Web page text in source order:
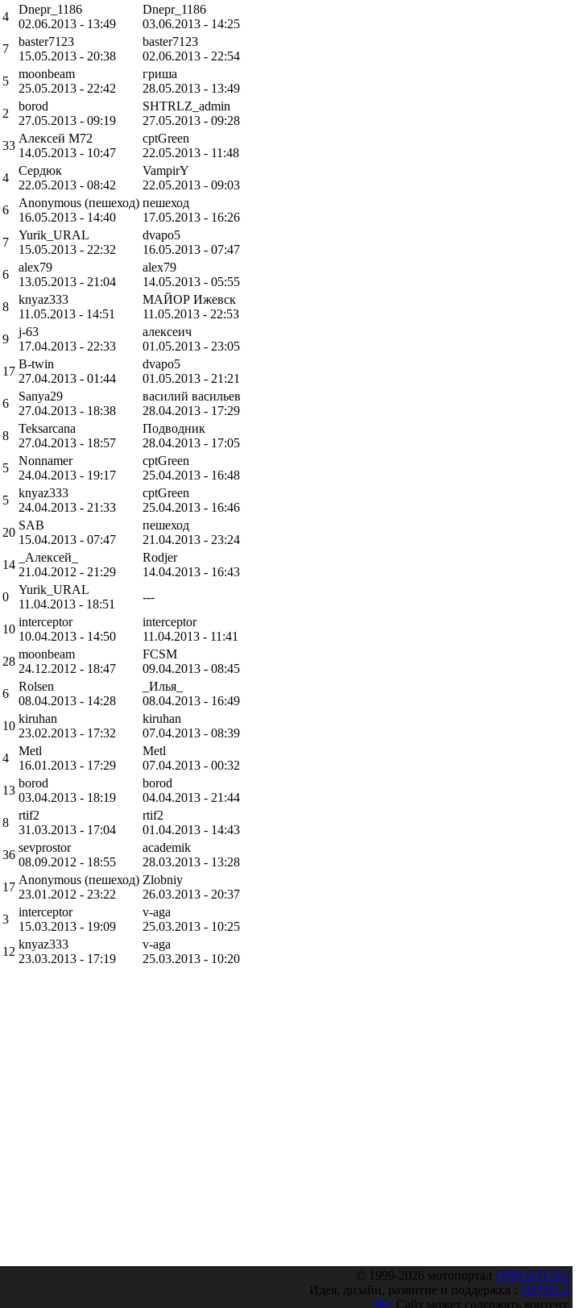
4
Dnepr_1186
02.06.2013 - 13:49
Dnepr_1186
03.06.2013 - 14:25
7
baster7123
15.05.2013 - 20:38
baster7123
02.06.2013 - 22:54
5
moonbeam
25.05.2013 - 22:42
гриша
28.05.2013 - 13:49
2
borod
27.05.2013 - 09:19
SHTRLZ_admin
27.05.2013 - 09:28
33
Алексей М72
14.05.2013 - 10:47
cptGreen
22.05.2013 - 11:48
4
Сердюк
22.05.2013 - 08:42
VampirY
22.05.2013 - 09:03
6
Anonymous (пешеход)
16.05.2013 - 14:40
пешеход
17.05.2013 - 16:26
7
Yurik_URAL
15.05.2013 - 22:32
dvapo5
16.05.2013 - 07:47
6
alex79
13.05.2013 - 21:04
alex79
14.05.2013 - 05:55
8
knyaz333
11.05.2013 - 14:51
МАЙОР Ижевск
11.05.2013 - 22:53
9
j-63
17.04.2013 - 22:33
алексеич
01.05.2013 - 23:05
17
B-twin
27.04.2013 - 01:44
dvapo5
01.05.2013 - 21:21
6
Sanya29
27.04.2013 - 18:38
василий васильев
28.04.2013 - 17:29
8
Teksarcana
27.04.2013 - 18:57
Подводник
28.04.2013 - 17:05
5
Nonnamer
24.04.2013 - 19:17
cptGreen
25.04.2013 - 16:48
5
knyaz333
24.04.2013 - 21:33
cptGreen
25.04.2013 - 16:46
20
SAB
15.04.2013 - 07:47
пешеход
21.04.2013 - 23:24
14
_Алексей_
21.04.2012 - 21:29
Rodjer
14.04.2013 - 16:43
0
Yurik_URAL
11.04.2013 - 18:51
---
10
interceptor
10.04.2013 - 14:50
interceptor
11.04.2013 - 11:41
28
moonbeam
24.12.2012 - 18:47
FCSM
09.04.2013 - 08:45
6
Rolsen
08.04.2013 - 14:28
_Илья_
08.04.2013 - 16:49
10
kiruhan
23.02.2013 - 17:32
kiruhan
07.04.2013 - 08:39
4
Metl
16.01.2013 - 17:29
Metl
07.04.2013 - 00:32
13
borod
03.04.2013 - 18:19
borod
04.04.2013 - 21:44
8
rtif2
31.03.2013 - 17:04
rtif2
01.04.2013 - 14:43
36
sevprostor
08.09.2012 - 18:55
academik
28.03.2013 - 13:28
17
Anonymous (пешеход)
23.01.2012 - 23:22
Zlobniy
26.03.2013 - 20:37
3
interceptor
15.03.2013 - 19:09
v-aga
25.03.2013 - 10:25
12
knyaz333
23.03.2013 - 17:19
v-aga
25.03.2013 - 10:20
© 1999-2026 мотопортал OPPOZIT.RU
Идея, дизайн, развитие и поддержка : SHTRLZ
16+ Сайт может содержать контент,